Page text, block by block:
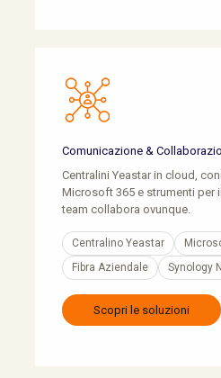
Comunicazione &
Centralini Yeastar in cloud,
Microsoft 365 e strumenti per
team collabora ovunque.
Centralino Yeastar
Fibra Aziendale
Synology
Scopri le soluzioni